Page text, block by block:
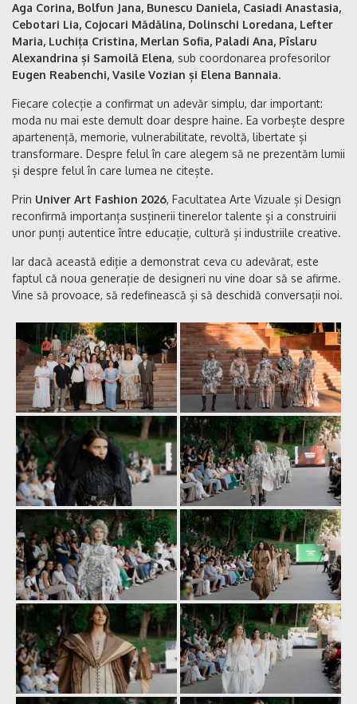
Aga Corina, Bolfun Jana, Bunescu Daniela, Casiadi Anastasia,
Cebotari Lia, Cojocari Mădălina, Dolinschi Loredana, Lefter
Maria, Luchița Cristina, Merlan Sofia, Paladi Ana, Pîslaru
Alexandrina și Samoilă Elena, sub coordonarea profesorilor
Eugen Reabenchi, Vasile Vozian și Elena Bannaia.
Fiecare colecție a confirmat un adevăr simplu, dar important:
moda nu mai este demult doar despre haine. Ea vorbește despre
apartenență, memorie, vulnerabilitate, revoltă, libertate și
transformare. Despre felul în care alegem să ne prezentăm lumii
și despre felul în care lumea ne citește.
Prin Univer Art Fashion 2026, Facultatea Arte Vizuale și Design
reconfirmă importanța susținerii tinerelor talente și a construirii
unor punți autentice între educație, cultură și industriile creative.
Iar dacă această ediție a demonstrat ceva cu adevărat, este
faptul că noua generație de designeri nu vine doar să se afirme.
Vine să provoace, să redefinească și să deschidă conversații noi.